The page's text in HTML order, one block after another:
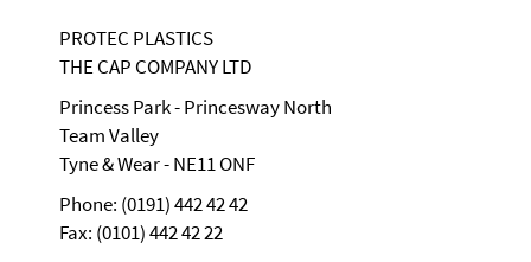
PROTEC PLASTICS
THE CAP COMPANY LTD
Princess Park - Princesway North
Team Valley
Tyne & Wear - NE11 ONF
Phone: (0191) 442 42 42
Fax: (0101) 442 42 22